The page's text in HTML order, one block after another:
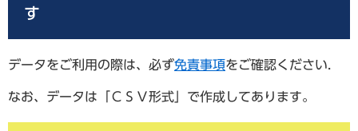
す
データをご利用の際は、必ず免責事項をご確認ください.
なお、データは「ＣＳＶ形式」で作成してあります。